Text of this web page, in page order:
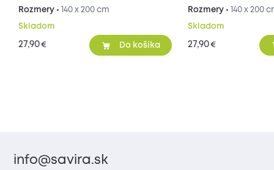
Rozmery • 140 x 200 cm
Skladom
27,90€ Do košíka
Rozmery • 140 x 200
Skladom
27,90€
info@savira.sk